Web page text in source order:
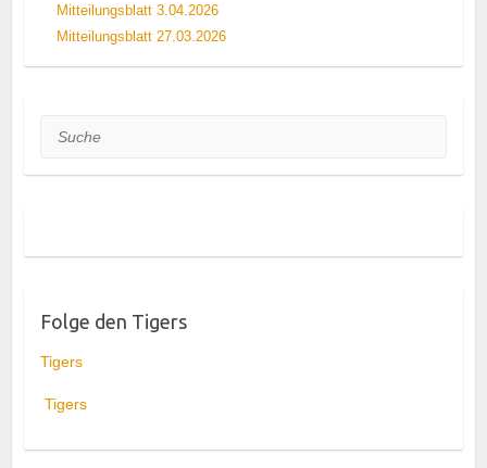
Mitteilungsblatt 3.04.2026
Mitteilungsblatt 27.03.2026
Suche
Folge den Tigers
Tigers
Tigers